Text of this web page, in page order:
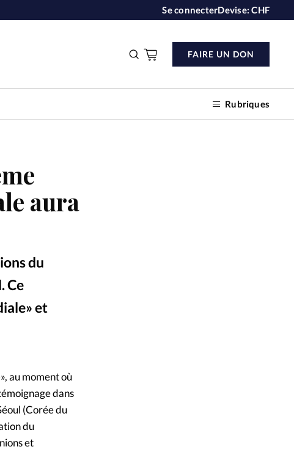
Se connecterDevise:CHF
Rubriques
FAIRE UN DON
donaura
du
Ce
et
au moment où
dans
(Corée du
du
et